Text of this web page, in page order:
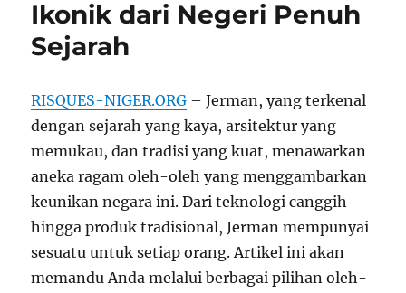
Ikonik dari Negeri Penuh
Sejarah
RISQUES-NIGER.ORG – Jerman, yang terkenal
dengan sejarah yang kaya, arsitektur yang
memukau, dan tradisi yang kuat, menawarkan
aneka ragam oleh-oleh yang menggambarkan
keunikan negara ini. Dari teknologi canggih
hingga produk tradisional, Jerman mempunyai
sesuatu untuk setiap orang. Artikel ini akan
memandu Anda melalui berbagai pilihan oleh-